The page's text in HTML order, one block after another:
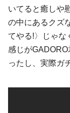
いてると癒しや
の中にあるクズ
てやる!〉じゃな
感じが
ったし、実際ガ